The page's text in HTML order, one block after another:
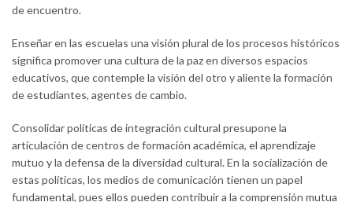
de encuentro.
Enseñar en las escuelas una visión plural de los procesos históricos
significa promover una cultura de la paz en diversos espacios
educativos, que contemple la visión del otro y aliente la formación
de estudiantes, agentes de cambio.
Consolidar políticas de integración cultural presupone la
articulación de centros de formación académica, el aprendizaje
mutuo y la defensa de la diversidad cultural. En la socialización de
estas políticas, los medios de comunicación tienen un papel
fundamental, pues ellos pueden contribuir a la comprensión mutua